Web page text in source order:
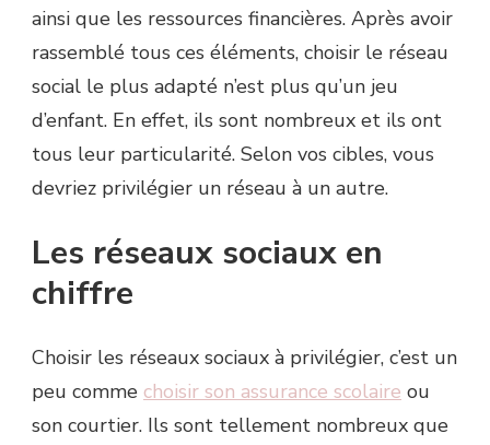
ainsi que les ressources financières. Après avoir
rassemblé tous ces éléments, choisir le réseau
social le plus adapté n’est plus qu’un jeu
d’enfant. En effet, ils sont nombreux et ils ont
tous leur particularité. Selon vos cibles, vous
devriez privilégier un réseau à un autre.
Les réseaux sociaux en
chiffre
Choisir les réseaux sociaux à privilégier, c’est un
peu comme choisir son assurance scolaire ou
son courtier. Ils sont tellement nombreux que